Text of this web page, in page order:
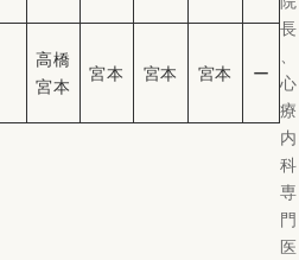
高橋
宮本
宮本 宮本 宮本 ー
長
、
心
療
内
科
専
門
医